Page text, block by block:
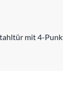
mit 4-